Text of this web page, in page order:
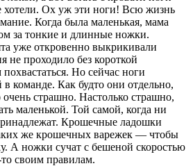
хотели. Ох уж эти ноги! Всю жизнь
Когда была маленькая, мама
за тонкие и длинные ножки.
уже откровенно выкрикивали
не проходило без короткой
Но сейчас ноги
команде. Как будто они отдельно,
страшно. Настолько страшно,
маленькой. Той самой, когда ни
Крошечные ладошки
же крошечных варежек — чтобы
А ножки сучат с бешеной скоростью
своим правилам.